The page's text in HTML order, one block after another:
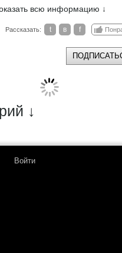
всю информацию ↓
Рассказать: t в f
↓
Войти